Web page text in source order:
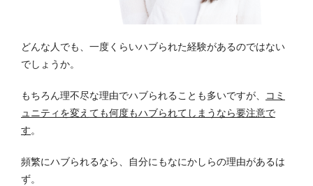
どんな人でも、一度くらいハブられた経験があるのではない
でしょうか。
もちろん理不尽な理由でハブられることも多いですが、
コミ
ュニティを変えても何度もハブられてしまうなら要注意で
す。
頻繁にハブられるなら、自分にもなにかしらの理由があるは
ず。